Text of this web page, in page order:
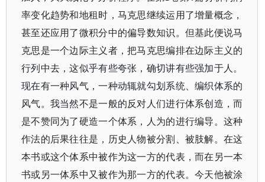
率变化趋势和地租时，马克思继续运用了增量概念，
甚至还应用了微积分中的偏导数知识。但基此便说马
克思是一个边际主义者，把马克思编排在边际主义的
行列中去，这似乎有些夸张，确切讲有些强加于人。
现在有一种风气，一种动辄就勾划系统、编织体系的
风气。我当然不是一般的反对人们进行体系创造，而
是不赞同为了硬造一个体系，人为的进行编导。这种
作法的后果往往是，历史人物被分割、被肢解。在这
本书或这个体系中被作为这一方的代表，而在另一本
书或另一体系中又被作为那一方的代表。今天他被涂